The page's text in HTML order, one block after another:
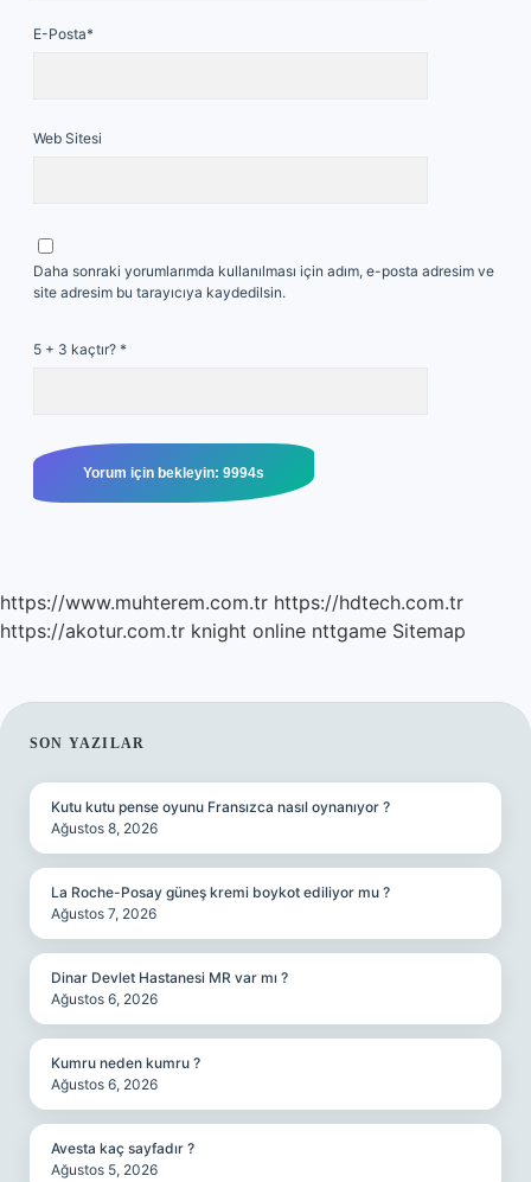
E-Posta*
Web Sitesi
Daha sonraki yorumlarımda kullanılması için adım, e-posta adresim ve
site adresim bu tarayıcıya kaydedilsin.
5 + 3 kaçtır? *
https://www.muhterem.com.tr https://hdtech.com.tr
https://akotur.com.tr knight online nttgame Sitemap
SIDEBAR
SON YAZILAR
Kutu kutu pense oyunu Fransızca nasıl oynanıyor ?
Ağustos 8, 2026
La Roche-Posay güneş kremi boykot ediliyor mu ?
Ağustos 7, 2026
Dinar Devlet Hastanesi MR var mı ?
Ağustos 6, 2026
Kumru neden kumru ?
Ağustos 6, 2026
Avesta kaç sayfadır ?
Ağustos 5, 2026